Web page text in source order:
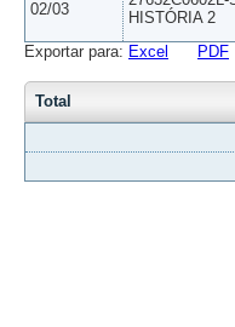
02/03
HISTÓRIA 2
Exportar para: Excel PDF
Total